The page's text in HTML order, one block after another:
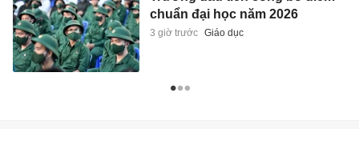
chuẩn đại học năm 2026
3 giờ trước Giáo dục